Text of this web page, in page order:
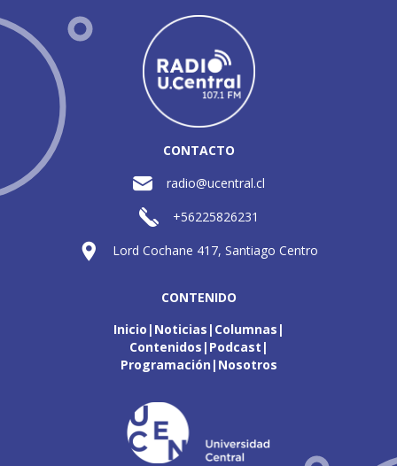
CONTACTO
radio@ucentral.cl
+56225826231
Lord Cochane 417, Santiago Centro
CONTENIDO
Inicio Noticias Columnas
Contenidos Podcast
Programación Nosotros